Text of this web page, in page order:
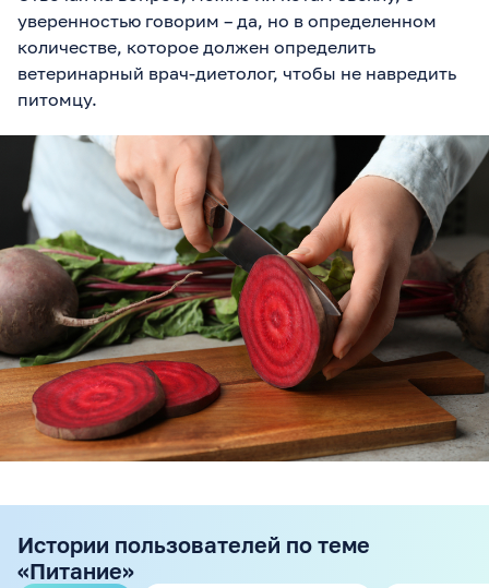
уверенностью говорим – да, но в определенном
количестве, которое должен определить
ветеринарный врач-диетолог, чтобы не навредить
питомцу.
Истории пользователей по теме
«Питание»